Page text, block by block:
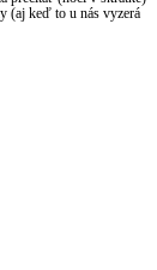
(aj keď to u nás vyzerá